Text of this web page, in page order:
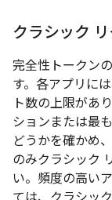
クラシック
完全性トークン
す。各アプリに
ト数の上限があ
ションまたは最
どうかを確かめ
のみクラシック
い。頻度の高い